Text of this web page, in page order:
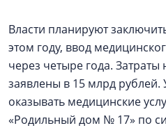
Власти планируют
этом году, ввод
через четыре года.
заявлены в 15 млрд
оказывать медицинские
«Родильный дом № 17» по